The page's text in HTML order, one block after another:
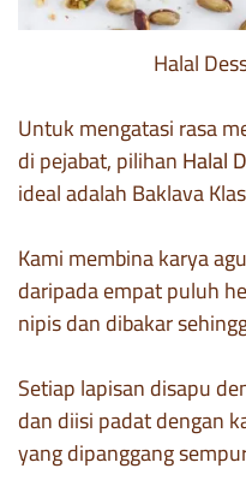
Halal
Untuk mengatasi rasa
di pejabat, pilihanHalal
ideal adalah Baklava
Kami membina karya
daripada empat puluh
nipis dan dibakar
Setiap lapisan disapu
dan diisi padat dengan
yang dipanggang